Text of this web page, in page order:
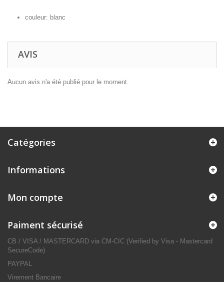
couleur: blanc
AVIS
Aucun avis n'a été publié pour le moment.
Catégories
Informations
Mon compte
Paiment sécurisé
CB / VISA / MASTERCARD via CM-CIC (Verified by Visa - Mastercard
SecureCode)
PAYPAL
Virement Bancaire